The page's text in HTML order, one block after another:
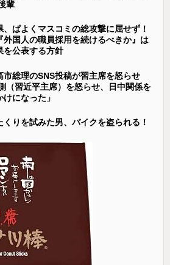
輩
、ぱよくマスコミの総攻撃に屈せず！
外国人の職員採用を続けるべきか』は
を公表する方針
総理のSNS投稿が習主席を怒らせ
（習近平主席）を怒らせ、日中関係を
になった」
くりを試みた男、バイクを盗られる！